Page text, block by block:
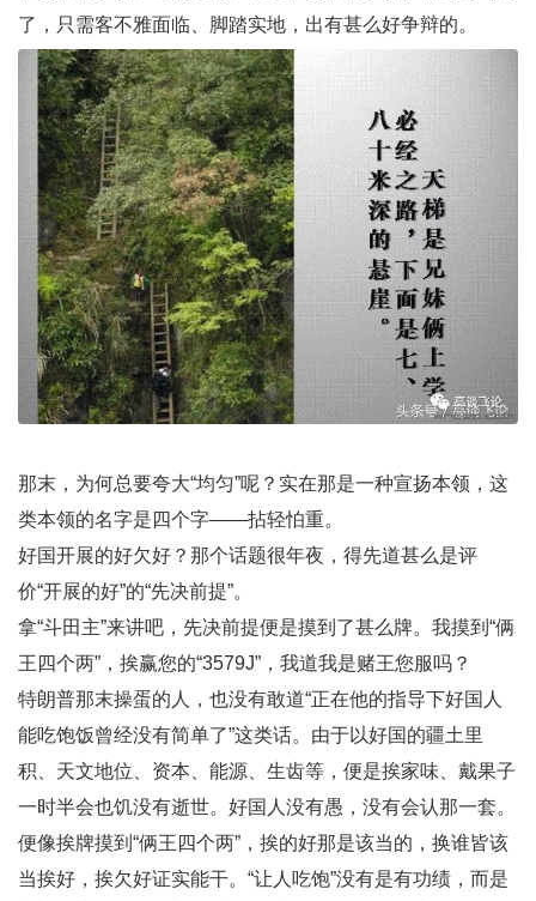
了，只需客不雅面临、脚踏实地，出有甚么好争辩的。
那末，为何总要夸大“均匀”呢？实在那是一种宣扬本领，这
类本领的名字是四个字——拈轻怕重。
好国开展的好欠好？那个话题很年夜，得先道甚么是评
价“开展的好”的“先决前提”。
拿“斗田主”来讲吧，先决前提便是摸到了甚么牌。我摸到“俩
王四个两”，挨赢您的“3579J”，我道我是赌王您服吗？
特朗普那末操蛋的人，也没有敢道“正在他的指导下好国人
能吃饱饭曾经没有简单了”这类话。由于以好国的疆土里
积、天文地位、资本、能源、生齿等，便是挨家味、戴果子
一时半会也饥没有逝世。好国人没有愚，没有会认那一套。
便像挨牌摸到“俩王四个两”，挨的好那是该当的，换谁皆该
当挨好，挨欠好证实能干。“让人吃饱”没有是有功绩，而是